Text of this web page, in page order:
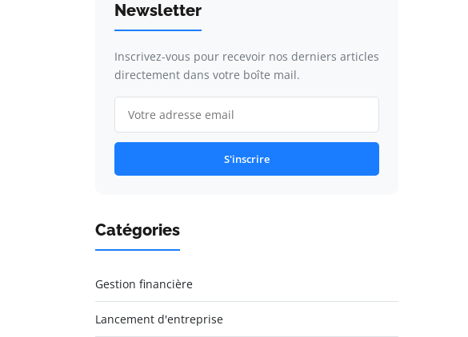
Newsletter
Inscrivez-vous pour recevoir nos derniers articles
directement dans votre boîte mail.
S'inscrire
Catégories
Gestion financière
Lancement d'entreprise